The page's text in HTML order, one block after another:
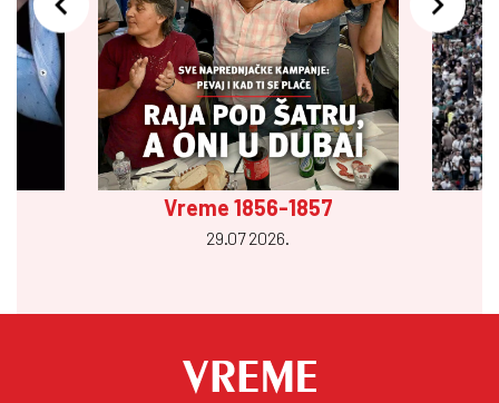
Vreme 1856-1857
29.07 2026.